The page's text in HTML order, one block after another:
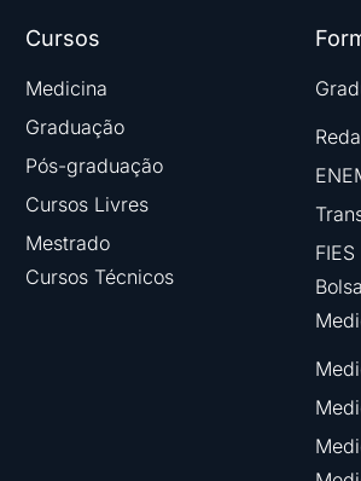
Cursos
Medicina
Graduação
Pós-graduação
Cursos Livres
Mestrado
Cursos Técnicos
FIES